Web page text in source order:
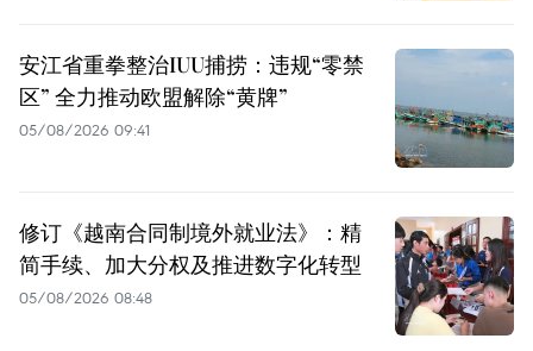
安江省重拳整治IUU捕捞：违规“零禁
区” 全力推动欧盟解除“黄牌”
05/08/2026 09:41
修订《越南合同制境外就业法》：精
简手续、加大分权及推进数字化转型
05/08/2026 08:48